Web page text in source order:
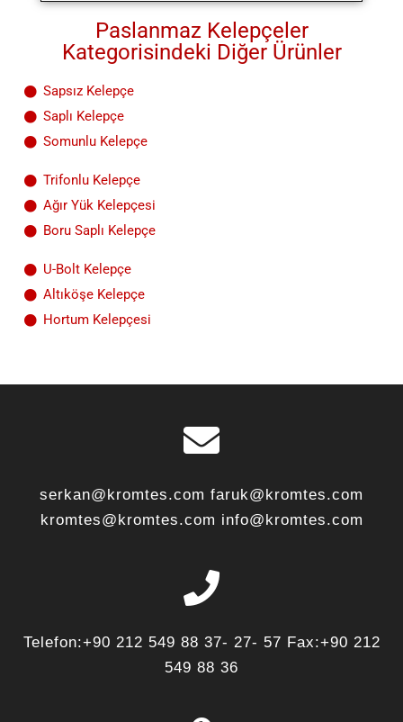
Paslanmaz Kelepçeler
Kategorisindeki Diğer Ürünler
Sapsız Kelepçe
Saplı Kelepçe
Somunlu Kelepçe
Trifonlu Kelepçe
Ağır Yük Kelepçesi
Boru Saplı Kelepçe
U-Bolt Kelepçe
Altıköşe Kelepçe
Hortum Kelepçesi
serkan@kromtes.com faruk@kromtes.com
kromtes@kromtes.com info@kromtes.com
Telefon:+90 212 549 88 37- 27- 57 Fax:+90 212
549 88 36